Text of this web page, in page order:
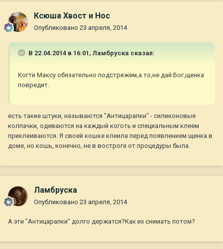
Ксюша Хвост и Нос
Опубликовано 23 апреля, 2014
В 22.04.2014 в 16:01, Ламбруска сказал:
Когти Максу обязательно подстрижем,а то,не дай Бог,щенка
повредит.
есть такие штуки, называются "Антицарапки" - силиконовые
колпачки, одеваются на каждый коготь и специальным клеем
приклеиваются. Я своей кошке клеила перед появлением щенка в
доме, но кошь, конечно, не в востроге от процедуры была.
Ламбруска
Опубликовано 23 апреля, 2014
А эти "Антицарапки" долго держатся?Как их снимать потом?